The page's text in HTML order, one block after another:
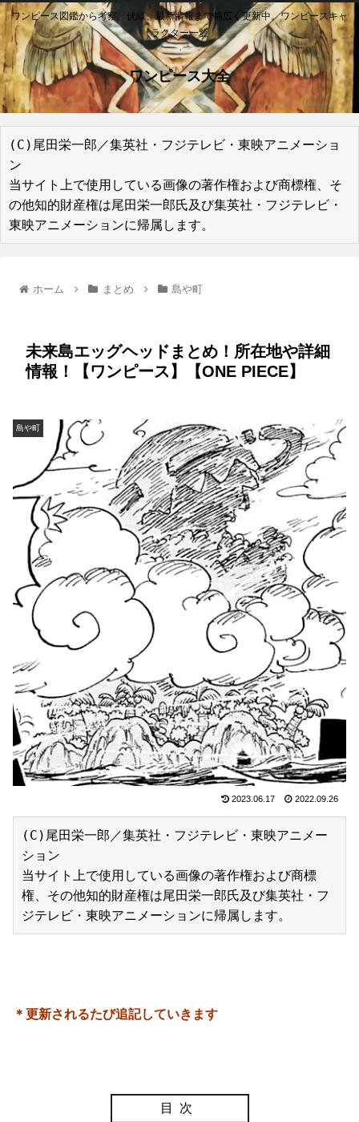
ワンピース図鑑から考察、伏線、最新情報まで幅広く更新中。ワンピースキャ
ラクター一覧
ワンピース大全
(C)尾田栄一郎／集英社・フジテレビ・東映アニメーショ
ン
当サイト上で使用している画像の著作権および商標権、そ
の他知的財産権は尾田栄一郎氏及び集英社・フジテレビ・
東映アニメーションに帰属します。
ホーム まとめ 島や町
未来島エッグヘッドまとめ！所在地や詳細
情報！【ワンピース】【ONE PIECE】
島や町
2023.06.17 2022.09.26
(C)尾田栄一郎／集英社・フジテレビ・東映アニメー
ション
当サイト上で使用している画像の著作権および商標
権、その他知的財産権は尾田栄一郎氏及び集英社・フ
ジテレビ・東映アニメーションに帰属します。
＊更新されるたび追記していきます
目次